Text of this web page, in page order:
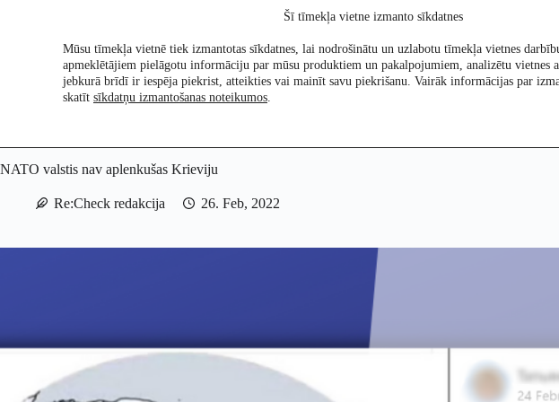
Pētījumi Re:Check Par mums
NATO valstis nav aplenkušas Krieviju
Re:Check redakcija 26. Feb, 2022
Šī tīmekļa vietne izmanto sīkdatnes
Mūsu tīmekļa vietnē tiek izmantotas sīkdatnes, lai nodrošinātu un uzlabotu tīmekļa vietnes
apmeklētājiem pielāgotu informāciju par mūsu produktiem un pakalpojumiem, analizētu vietnes
jebkurā brīdī ir iespēja piekrist, atteikties vai mainīt savu piekrišanu. Vairāk informācijas par
skatīt sīkdatņu izmantošanas noteikumos.